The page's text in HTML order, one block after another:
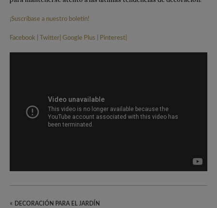
¡Suscríbase a nuestro boletín!
Facebook Twitter Google Plus Pinterest
« DECORACIÓN PARA EL JARDÍN